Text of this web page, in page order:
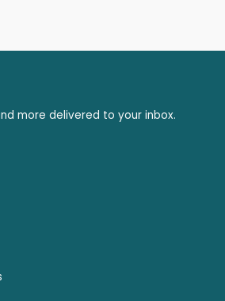
more delivered to your inbox.